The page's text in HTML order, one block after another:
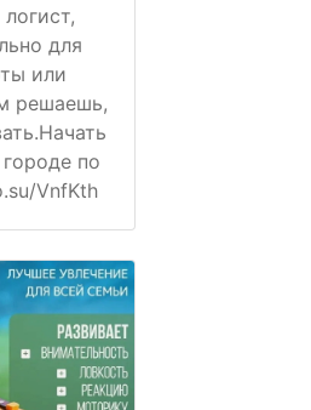
для
или
решаешь,
по
VnfKth